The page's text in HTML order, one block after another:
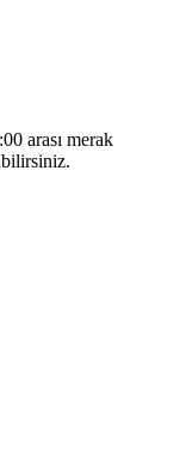
arası merak